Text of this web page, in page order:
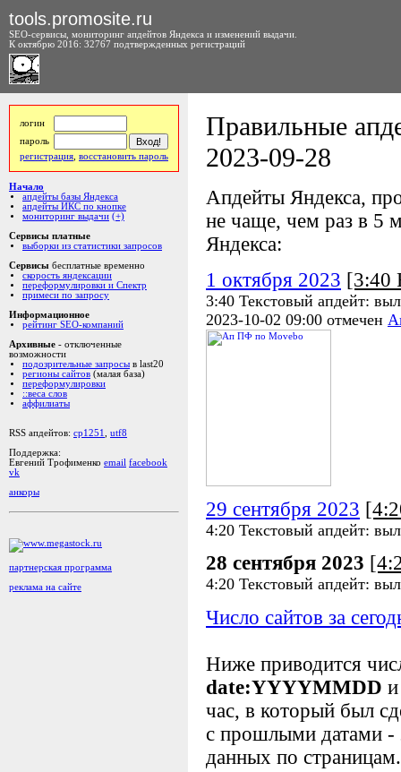
tools.promosite.ru
SEO-сервисы, мониторинг апдейтов Яндекса и изменений выдачи.
К октябрю 2016: 32767 подтвержденных регистраций
логин
пароль
регистрация восстановить пароль
Начало
апдейты базы Яндекса
апдейты ИКС по кнопке
мониторинг выдачи (+)
Сервисы платные
выборки из статистики запросов
Сервисы бесплатные временно
скорость яндексации
переформулировки и Спектр
примеси по запросу
Информационное
рейтинг SEO-компаний
Архивные - отключенные
возможности
подозрительные запросы в last20
регионы сайтов (малая база)
переформулировки
::веса слов
аффилиаты
RSS апдейтов: cp1251
utf8
Поддержка:
Евгений Трофименко email facebook
vk
анкоры
партнерская программа
реклама на сайте
Правильные
2023-09-28
Апдейты Яндекса,
не чаще, чем раз в 5
Яндекса:
1 октября 2023 [3:40
3:40 Текстовый апдейт:
2023-10-02 09:00 отмечен
29 сентября 2023
4:20 Текстовый апдейт:
28 сентября 2023
4:20 Текстовый апдейт:
Число сайтов за
Ниже приводится
date:YYYYMMDD
час, в который был
с прошлыми датами -
данных по страницам.